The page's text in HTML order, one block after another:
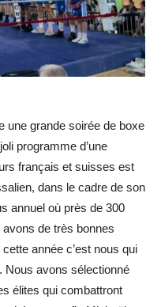
une grande soirée de boxe
programme d’une
français et suisses est
dans le cadre de son
annuel où près de 300
de très bonnes
année c’est nous qui
Nous avons sélectionné
élites qui combattront